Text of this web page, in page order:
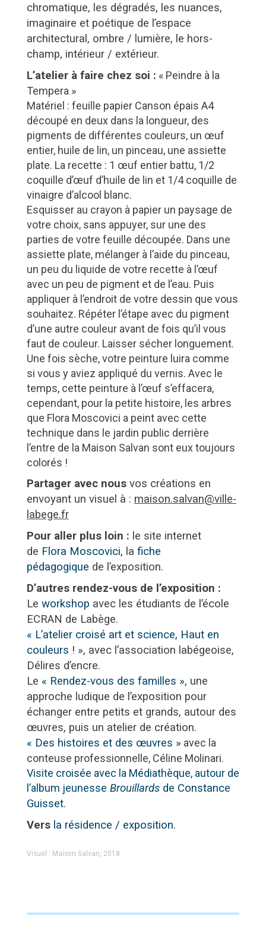
chromatique, les dégradés, les nuances,
imaginaire et poétique de l’espace
architectural, ombre / lumière, le hors-
champ, intérieur / extérieur.
L’atelier à faire chez soi : « Peindre à la
Tempera »
Matériel : feuille papier Canson épais A4
découpé en deux dans la longueur, des
pigments de différentes couleurs, un œuf
entier, huile de lin, un pinceau, une assiette
plate. La recette : 1 œuf entier battu, 1/2
coquille d’œuf d’huile de lin et 1/4 coquille de
vinaigre d’alcool blanc.
Esquisser au crayon à papier un paysage de
votre choix, sans appuyer, sur une des
parties de votre feuille découpée. Dans une
assiette plate, mélanger à l’aide du pinceau,
un peu du liquide de votre recette à l’œuf
avec un peu de pigment et de l’eau. Puis
appliquer à l’endroit de votre dessin que vous
souhaitez. Répéter l’étape avec du pigment
d’une autre couleur avant de fois qu’il vous
faut de couleur. Laisser sécher longuement.
Une fois sèche, votre peinture luira comme
si vous y aviez appliqué du vernis. Avec le
temps, cette peinture à l’œuf s’effacera,
cependant, pour la petite histoire, les arbres
que Flora Moscovici a peint avec cette
technique dans le jardin public derrière
l’entre de la Maison Salvan sont eux toujours
colorés !
Partager avec nous vos créations en
envoyant un visuel à : maison.salvan@ville-
labege.fr
Pour aller plus loin : le site internet
de Flora Moscovici, la fiche
pédagogique de l’exposition.
D’autres rendez-vous de l’exposition :
Le workshop avec les étudiants de l’école
ECRAN de Labège.
« L’atelier croisé art et science, Haut en
couleurs ! », avec l’association labégeoise,
Délires d’encre.
Le « Rendez-vous des familles », une
approche ludique de l’exposition pour
échanger entre petits et grands, autour des
œuvres, puis un atelier de création.
« Des histoires et des œuvres » avec la
conteuse professionnelle, Céline Molinari.
Visite croisée avec la Médiathèque, autour de
l’album jeunesse Brouillardsde Constance
Guisset.
Vers la résidence / exposition.
Visuel : Maison Salvan, 2018.